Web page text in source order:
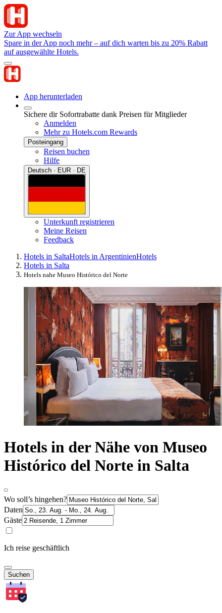
Zur App wechseln
Spare in der App noch mehr – auf dich warten bis zu 20% Rabatt
auf ausgewählte Hotels.
App herunterladen
Sichere dir Sofortrabatte dank Preisen für Mitglieder
Anmelden
Mehr zu Hotels.com Rewards
Posteingang
Reisen buchen
Hilfe
Deutsch · EUR · DE
Unterkunft registrieren
Meine Reisen
Feedback
Hotels in SaltaHotels in ArgentinienHotels
Hotels in Salta
Hotels nahe Museo Histórico del Norte
Hotels in der Nähe von Museo
Histórico del Norte in Salta
Wo soll’s hingehen?
Daten
Gäste
Ich reise geschäftlich
Suchen